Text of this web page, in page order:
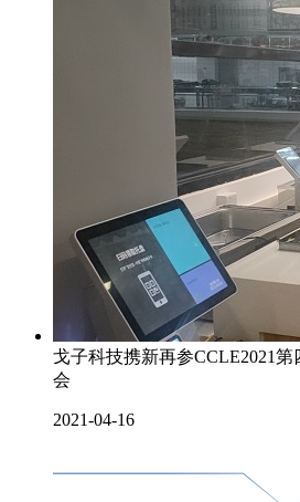
戈子科技携新再参CCLE2021
会
2021-04-16